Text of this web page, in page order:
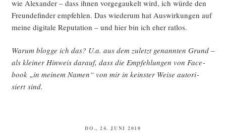
wie Alex­an­der – dass ihnen vor­ge­gau­kelt wird, ich wür­de den
Freun­de­fin­der emp­feh­len. Das wie­der­um hat Aus­wir­kun­gen auf
mei­ne digi­ta­le Repu­ta­ti­on – und hier bin ich eher ratlos.
War­um blog­ge ich das? U.a. aus dem zuletzt genann­ten Grund –
als klei­ner Hin­weis dar­auf, dass die Emp­feh­lun­gen von Face­
book „in mei­nem Namen“ von mir in keins­ter Wei­se auto­ri­
siert sind.
VERÖFFENTLICHT
DO., 24. JUNI 2010